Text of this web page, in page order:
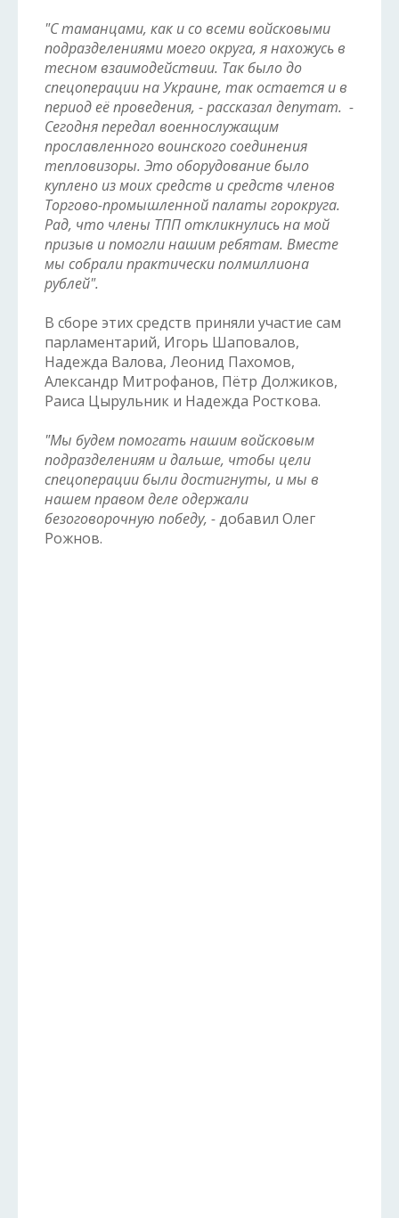
"С таманцами, как и со всеми войсковыми
подразделениями моего округа, я нахожусь в
тесном взаимодействии. Так было до
спецоперации на Украине, так остается и в
период её проведения, - рассказал депутат. -
Сегодня передал военнослужащим
прославленного воинского соединения
тепловизоры. Это оборудование было
куплено из моих средств и средств членов
Торгово-промышленной палаты горокруга.
Рад, что члены ТПП откликнулись на мой
призыв и помогли нашим ребятам. Вместе
мы собрали практически полмиллиона
рублей".
В сборе этих средств приняли участие сам
парламентарий, Игорь Шаповалов,
Надежда Валова, Леонид Пахомов,
Александр Митрофанов, Пётр Должиков,
Раиса Цырульник и Надежда Росткова.
"Мы будем помогать нашим войсковым
подразделениям и дальше, чтобы цели
спецоперации были достигнуты, и мы в
нашем правом деле одержали
безоговорочную победу, -добавил Олег
Рожнов.